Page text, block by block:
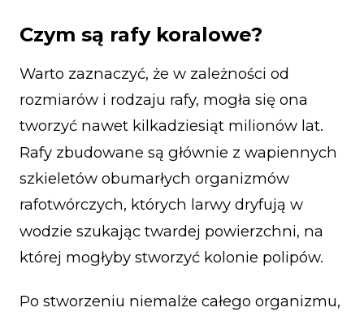
Czym są rafy koralowe?
Warto zaznaczyć, że w zależności od
rozmiarów i rodzaju rafy, mogła się ona
tworzyć nawet kilkadziesiąt milionów lat.
Rafy zbudowane są głównie z wapiennych
szkieletów obumarłych organizmów
rafotwórczych, których larwy dryfują w
wodzie szukając twardej powierzchni, na
której mogłyby stworzyć kolonie polipów.
Po stworzeniu niemalże całego organizmu,